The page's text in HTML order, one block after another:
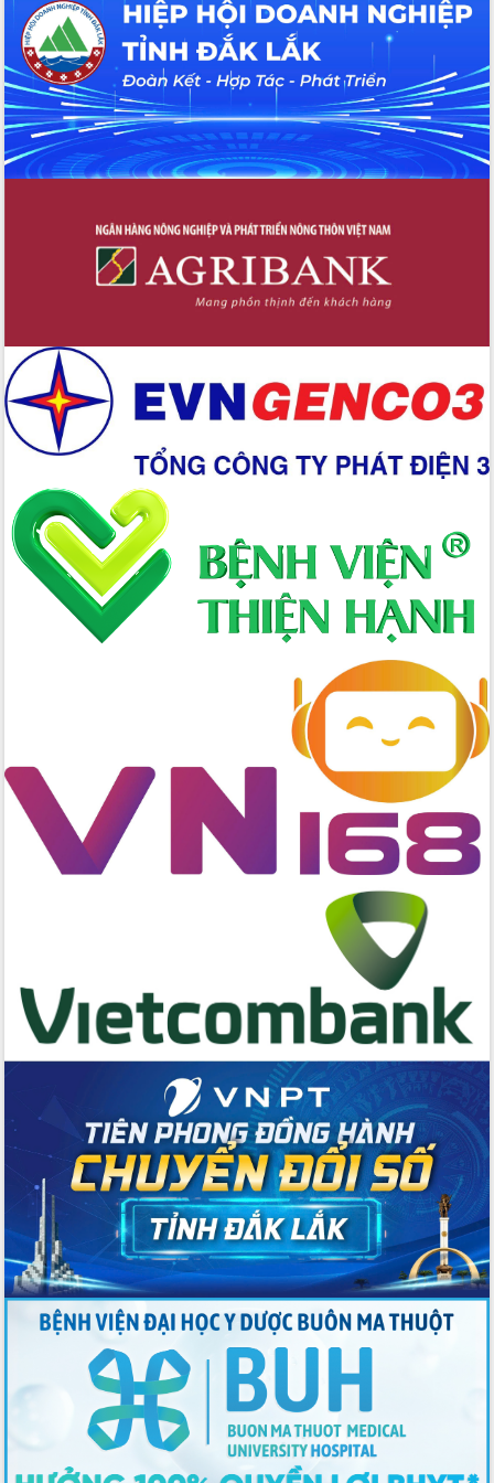
Hội thảo khoa học “Giải pháp thúc đẩy
phát triển nền kinh tế xanh tại tỉnh
Đắk Lắk”
Tăng cường giám sát, đôn đốc thực
hiện nhiệm vụ quản lý tài sản công
hàng tuần
Tháo gỡ những vướng mắc, đẩy mạnh
Đắk Lắk: Tôn vinh 46 giải pháp tại Hội
thi Sáng tạo Kỹ thuật 2024 - 2025
Đắk Lắk rà soát, điều chỉnh Đề án 190
Phó Chủ tịch UBND tỉnh Đắk Lắk
Trương Công Thái kiểm tra thực địa
Dự án cao tốc Khánh Hòa - Buôn Ma
Thuột
Định vị cà phê Việt Nam như một “di
sản sống” trong dòng chảy toàn cầu
Xây dựng nông thôn mới: Nâng cao đời
sống người dân từ những mô hình thiết
thực
Quyết liệt tháo gỡ vướng mắc, đẩy
nhanh tiến độ các dự án trọng điểm
trong Khu kinh tế Nam Phú Yên
Hòn Yến phát triển du lịch gắn với bảo
Phát động chiến dịch 30 ngày đêm
giải phóng mặt bằng Tuyến đường bộ
ven biển
Đắk Lắk nỗ lực thúc đẩy tăng trưởng
kinh tế từ 10% trở lên trong Quý
Thứ trưởng Bộ Y tế làm việc với tỉnh
Đắk Lắk về phát triển nhân lực y tế
cho trạm y tế cấp xã
Du lịch Đắk Lắk nâng tầm trải nghiệm
du khách thông qua Hệ thống cơ sở dữ
liệu và Bản đồ số
Tập huấn ứng dụng trí tuệ nhân tạo (AI)
trong thương mại điện tử năm 2026
Đoàn đại biểu Quốc hội tỉnh Đắk Lắk
trao đổi thông tin trước Kỳ họp thứ
nhất, Quốc hội khóa XVI
Quyết liệt cải cách hành chính, khơi
thông nguồn lực phát triển
Nâng cao hiệu lực, hiệu quả HĐND
tỉnh thông qua hiện đại hóa hành chính
Xã Ea Phê gắn cải cách hành chính với
chuyển đổi số
Phó Chủ tịch Thường trực UBND tỉnh
Hồ Thị Nguyên Thảo làm việc tại Trung